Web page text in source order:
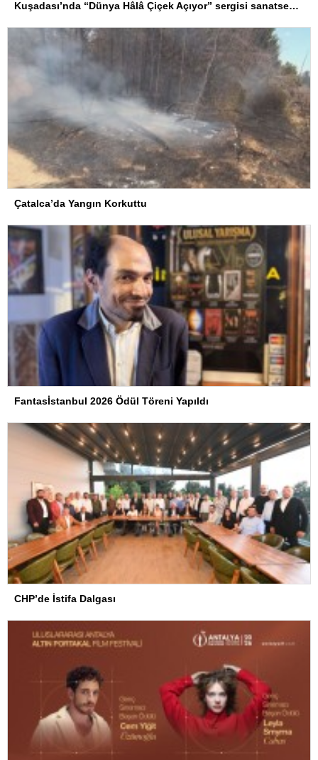
Kuşadası’nda “Dünya Hâlâ Çiçek Açıyor” sergisi sanatseverlerle buluşuyor
Çatalca’da Yangın Korkuttu
Fantasİstanbul 2026 Ödül Töreni Yapıldı
CHP’de İstifa Dalgası